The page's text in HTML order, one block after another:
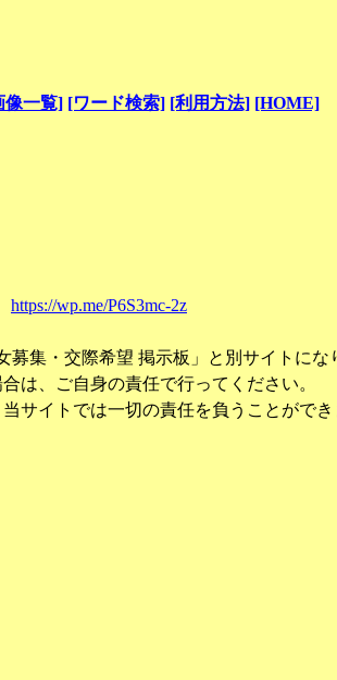
像一覧] [ワード検索] [利用方法] [HOME]
https://wp.me/P6S3mc-2z
募集・交際希望 掲示板」と別サイトにな
は、ご自身の責任で行ってください。
サイトでは一切の責任を負うことができ